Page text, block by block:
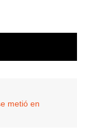
metió en